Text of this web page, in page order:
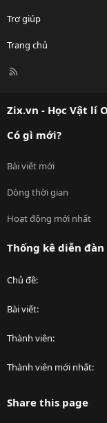
Trợ giúp
Trang chủ
R
Zix.vn - Học Vật lí
Có gì mới?
Bài viết mới
Dòng thời gian
Hoạt động mới nhất
Thống kê diễn đàn
Chủ đề
Bài viết
Thành viên
Thành viên mới nhất
Share this page